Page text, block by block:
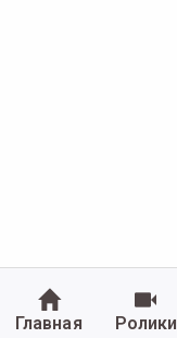
Главная Ролики